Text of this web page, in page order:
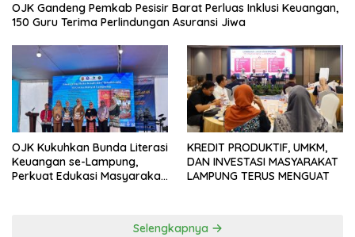
OJK Gandeng Pemkab Pesisir Barat Perluas Inklusi Keuangan,
150 Guru Terima Perlindungan Asuransi Jiwa
OJK Kukuhkan Bunda Literasi
Keuangan se-Lampung,
Perkuat Edukasi Masyarakat
KREDIT PRODUKTIF, UMKM,
DAN INVESTASI MASYARAKAT
LAMPUNG TERUS MENGUAT
Selengkapnya